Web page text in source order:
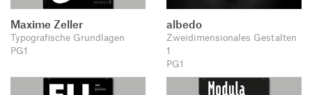
Maxime Zeller
Typografische Grundlagen
PG1
albedo
Zweidimensionales Gestalten
1
PG1